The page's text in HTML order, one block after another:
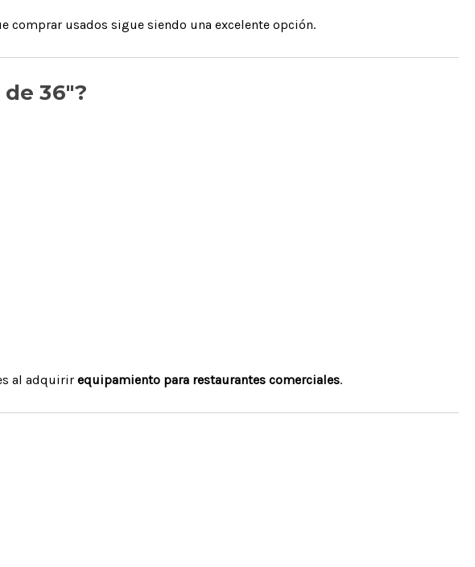
comprar usados sigue siendo una excelente opción.
36"?
al adquirir equipamiento para restaurantes comerciales.